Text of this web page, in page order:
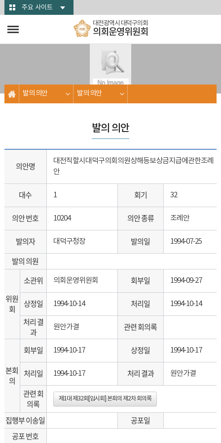
본문바로가기주요 사이트
대전광역시 대덕구의회
의회운영위원회
발의 의안 발의 의안
발의 의안
의안명
대전직할시대덕구의회의원상해등보상금지급에관한조례
안
대수 1 회기 32
의안 번호 10204 의안 종류 조례안
발의자 대덕구청장 발의일 1994-07-25
발의 의원
위원
회
소관위 의회운영위원회 회부일 1994-09-27
상정일 1994-10-14 처리일 1994-10-14
처리 결
과
원안가결 관련 회의록
본회
의
회부일 1994-10-17 상정일 1994-10-17
처리일 1994-10-17 처리 결과 원안가결
관련 회
의록
제1대 제32회[임시회] 본회의 제2차 회의록
집행부 이송일
공포일
공포 번호